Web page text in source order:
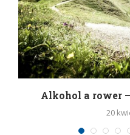
Alkohol a rower
20